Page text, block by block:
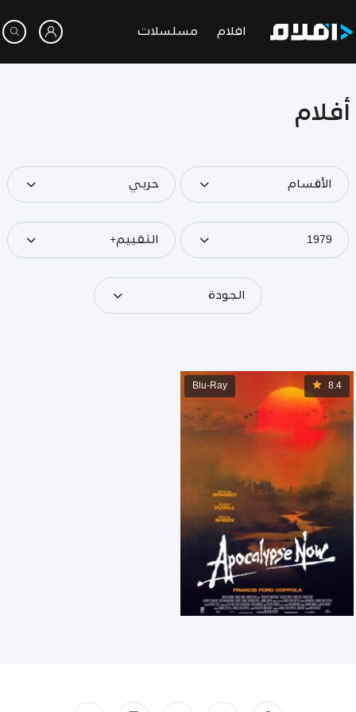
افلام مسلسلات
أفلام
الأقسام حربي
1979 التقييم+
الجودة
8.4
Blu-Ray